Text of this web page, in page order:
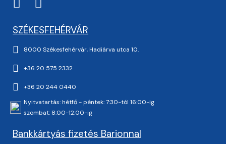
SZÉKESFEHÉRVÁR
8000 Székesfehérvár, Hadiárva utca 10.
+36 20 575 2332
+36 20 244 0440
Nyitvatartás: hétfő - péntek: 7:30-tól 16:00-ig
szombat: 8:00-12:00-ig
Bankkártyás fizetés Barionnal